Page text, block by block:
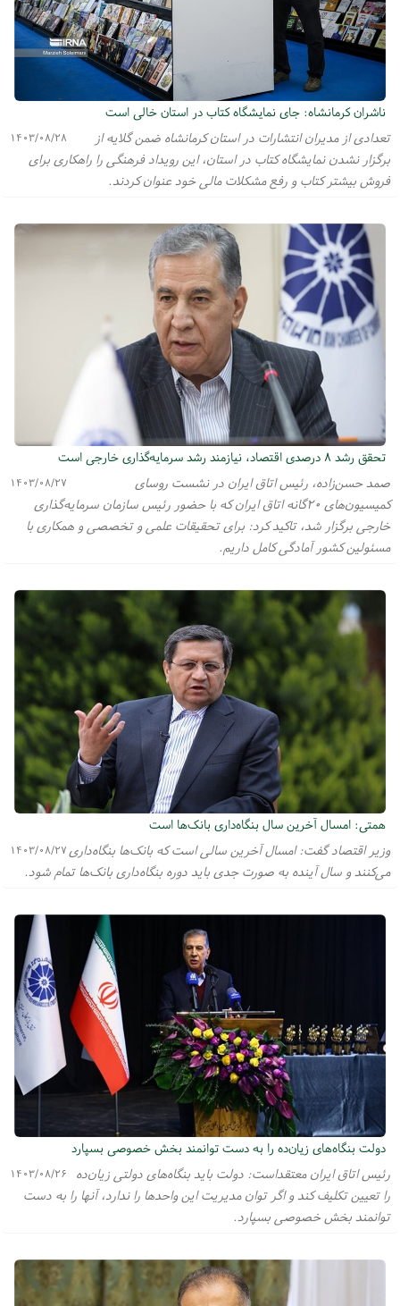
ناشران کرمانشاه: جای نمایشگاه کتاب در استان خالی است
۱۴۰۳/۰۸/۲۸
تعدادی از مدیران انتشارات در استان کرمانشاه ضمن گلایه از
برگزار نشدن نمایشگاه کتاب در استان، این رویداد فرهنگی را راهکاری برای
فروش بیشتر کتاب و رفع مشکلات مالی خود عنوان کردند.
تحقق رشد ۸ درصدی اقتصاد، نیازمند رشد سرمایه‌گذاری خارجی است
۱۴۰۳/۰۸/۲۷
صمد حسن‌زاده، رئیس اتاق ایران در نشست روسای
کمیسیون‌های ۲۰گانه اتاق ایران که با حضور رئیس سازمان سرمایه‌گذاری
خارجی برگزار شد، تاکید کرد: برای تحقیقات علمی و تخصصی و همکاری با
مسئولین کشور آمادگی کامل داریم.
همتی: امسال آخرین سال بنگاه‌داری بانک‌ها است
۱۴۰۳/۰۸/۲۷وزیر اقتصاد گفت: امسال آخرین سالی است که بانک‌ها بنگاه‌داری
می‌کنند و سال آینده به صورت جدی باید دوره بنگاه‌داری بانک‌ها تمام شود.
دولت بنگاه‌های زیان‌ده را به دست توانمند بخش خصوصی بسپارد
۱۴۰۳/۰۸/۲۶
رئیس اتاق ایران معتقداست: دولت باید بنگاه‌های دولتی زیان‌ده
را تعیین تکلیف کند و اگر توان مدیریت این واحدها را ندارد، آنها را به دست
توانمند بخش خصوصی بسپارد.